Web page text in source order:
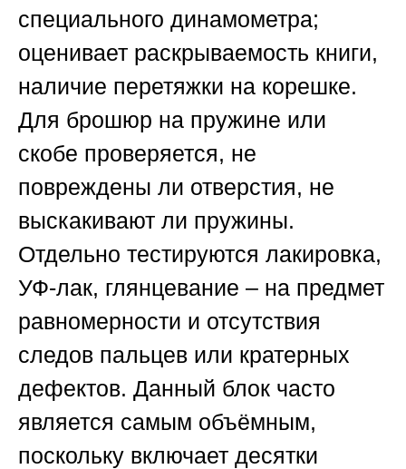
специального динамометра;
оценивает раскрываемость книги,
наличие перетяжки на корешке.
Для брошюр на пружине или
скобе проверяется, не
повреждены ли отверстия, не
выскакивают ли пружины.
Отдельно тестируются лакировка,
УФ-лак, глянцевание – на предмет
равномерности и отсутствия
следов пальцев или кратерных
дефектов. Данный блок часто
является самым объёмным,
поскольку включает десятки